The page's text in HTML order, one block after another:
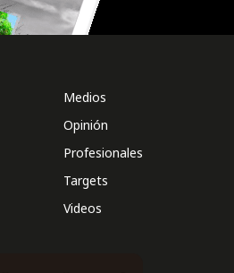
Medios
Opinión
Profesionales
Targets
Videos